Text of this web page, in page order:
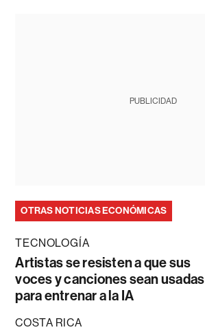
PUBLICIDAD
OTRAS NOTICIAS ECONÓMICAS
TECNOLOGÍA
Artistas se resisten a que sus
voces y canciones sean usadas
para entrenar a la IA
COSTA RICA